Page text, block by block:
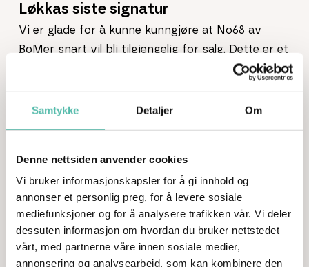
Samtykke Detaljer Om
Denne nettsiden anvender cookies
Vi bruker informasjonskapsler for å gi innhold og
annonser et personlig preg, for å levere sosiale
mediefunksjoner og for å analysere trafikken vår. Vi deler
dessuten informasjon om hvordan du bruker nettstedet
vårt, med partnerne våre innen sosiale medier,
annonsering og analysearbeid, som kan kombinere den
Løkkas siste signatur
Vi er glade for å kunne kunngjøre at No68 av
BoMer snart vil bli tilgjengelig for salg. Dette er et
fantastisk prosjekt som ligger på en av de siste
Meyers gate kombinerer historiske og
arkitektoniske kvaliteter med et moderne design,
Arkitekturopprører har allerede anerkjent
prosjektets gode kvaliteter, og rost arbeidet Plan
og Bygg gjør for å realisere slike unike prosjekter.
Les mer her: